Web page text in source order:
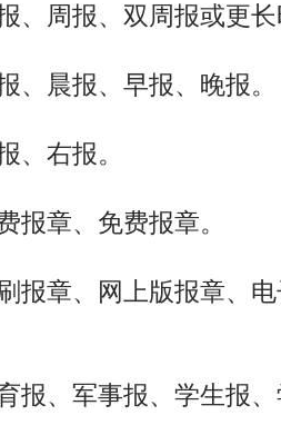
周报、双周报或更长
晨报、早报、晚报。
右报。
章、免费报章。
章、网上版报章、电
、军事报、学生报、